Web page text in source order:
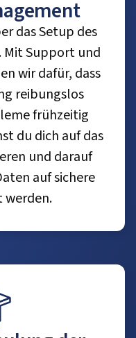
das Setup des
Mit Support und
wir dafür, dass
reibungslos
frühzeitig
du dich auf das
und darauf
auf sichere
werden.